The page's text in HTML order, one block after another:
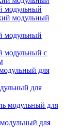
модульный
модульный
модульный с
для
для